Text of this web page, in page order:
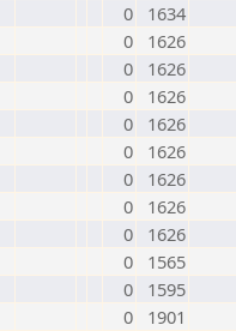
0
1634
0
1626
0
1626
0
1626
0
1626
0
1626
0
1626
0
1626
0
1626
0
1565
0
1595
0
1901